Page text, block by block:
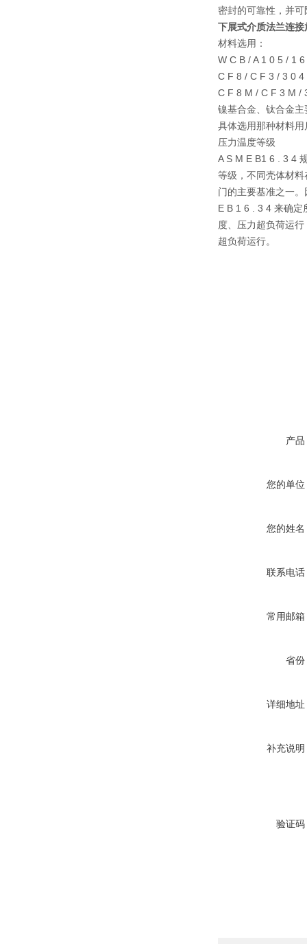
密封的可靠性，并
下展式介质法兰连接
材料选⽤：
W C B / A 1 0 5 / 1
C F 8 / C F 3 / 3 0 4
C F 8 M / C F 3 M /
镍基合⾦、钛合⾦
具体选⽤那种材料
压⼒温度等级
A S M E B1 6 . 3 4
等级，不同壳体材
⻔的主要基准之⼀
E B 1 6 . 3 4 来确定
度、压⼒超负荷运
超负荷运⾏。
产品
您的单位
您的姓名
联系电话
常用邮箱
省份
详细地址
补充说明
验证码